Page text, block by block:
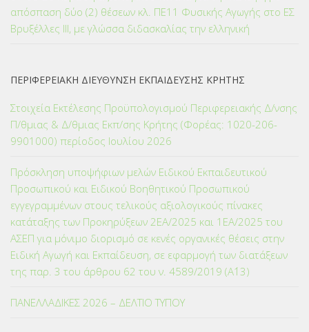
απόσπαση δύο (2) θέσεων κλ. ΠΕ11 Φυσικής Αγωγής στο ΕΣ
Βρυξέλλες ΙΙΙ, με γλώσσα διδασκαλίας την ελληνική
ΠΕΡΙΦΕΡΕΙΑΚΗ ΔΙΕΥΘΥΝΣΗ ΕΚΠΑΙΔΕΥΣΗΣ ΚΡΗΤΗΣ
Στοιχεία Εκτέλεσης Προϋπολογισμού Περιφερειακής Δ/νσης
Π/θμιας & Δ/θμιας Εκπ/σης Κρήτης (Φορέας: 1020-206-
9901000) περίοδος Ιουλίου 2026
Πρόσκληση υποψήφιων μελών Ειδικού Εκπαιδευτικού
Προσωπικού και Ειδικού Βοηθητικού Προσωπικού
εγγεγραμμένων στους τελικούς αξιολογικούς πίνακες
κατάταξης των Προκηρύξεων 2ΕΑ/2025 και 1ΕΑ/2025 του
ΑΣΕΠ για μόνιμο διορισμό σε κενές οργανικές θέσεις στην
Ειδική Αγωγή και Εκπαίδευση, σε εφαρμογή των διατάξεων
της παρ. 3 του άρθρου 62 του ν. 4589/2019 (Α΄13)
ΠΑΝΕΛΛΑΔΙΚΕΣ 2026 – ΔΕΛΤΙΟ ΤΥΠΟΥ